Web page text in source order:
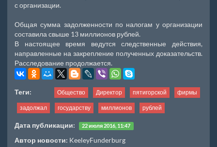
с организации.
Общая сумма задолженности по налогам у организации
составила свыше 13 миллионов рублей.
В настоящее время ведутся следственные действия,
направленные на закрепление полученных доказательств.
Расследование продолжается.
Теги: Общество Директор пятигорской фирмы
задолжал государству миллионов рублей
Дата публикации: 22 июля 2016, 11:47
Автор новости: KeeleyFunderburg